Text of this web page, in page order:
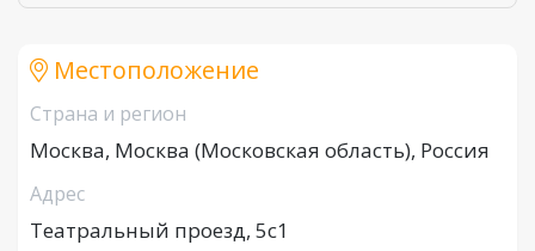
Местоположение
Страна и регион
Москва, Москва (Московская область), Россия
Адрес
Театральный проезд, 5с1